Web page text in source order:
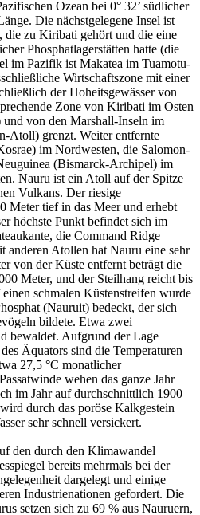
Ozean bei 0° 32’ südlicher
Die nächstgelegene Insel ist
die zu Kiribati gehört und die eine
Phosphatlagerstätten hatte (die
im Pazifik ist Makatea im Tuamotu-
Wirtschaftszone mit einer
der Hoheitsgewässer von
Zone von Kiribati im Osten
von den Marshall-Inseln im
Atoll) grenzt. Weiter entfernte
im Nordwesten, die Salomon-
(Bismarck-Archipel) im
Nauru ist ein Atoll auf der Spitze
Vulkans. Der riesige
Meter tief in das Meer und erhebt
höchste Punkt befindet sich im
die Command Ridge
anderen Atollen hat Nauru eine sehr
von der Küste entfernt beträgt die
Meter, und der Steilhang reicht bis
schmalen Küstenstreifen wurde
(Nauruit) bedeckt, der sich
bildete. Etwa zwei
bewaldet. Aufgrund der Lage
Äquators sind die Temperaturen
27,5 °C monatlicher
wehen das ganze Jahr
im Jahr auf durchschnittlich 1900
durch das poröse Kalkgestein
sehr schnell versickert.
den durch den Klimawandel
bereits mehrmals bei der
dargelegt und einige
Industrienationen gefordert. Die
setzen sich zu 69 % aus Nauruern,